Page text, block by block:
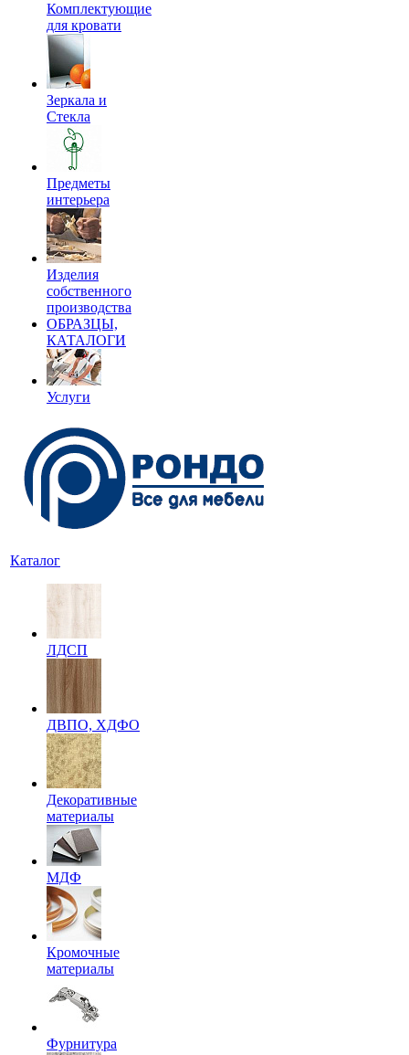
Комплектующие
для кровати
Зеркала и
Стекла
Предметы
интерьера
Изделия
собственного
производства
ОБРАЗЦЫ,
КАТАЛОГИ
Услуги
Каталог
ЛДСП
ДВПО, ХДФО
Декоративные
материалы
МДФ
Кромочные
материалы
Фурнитура